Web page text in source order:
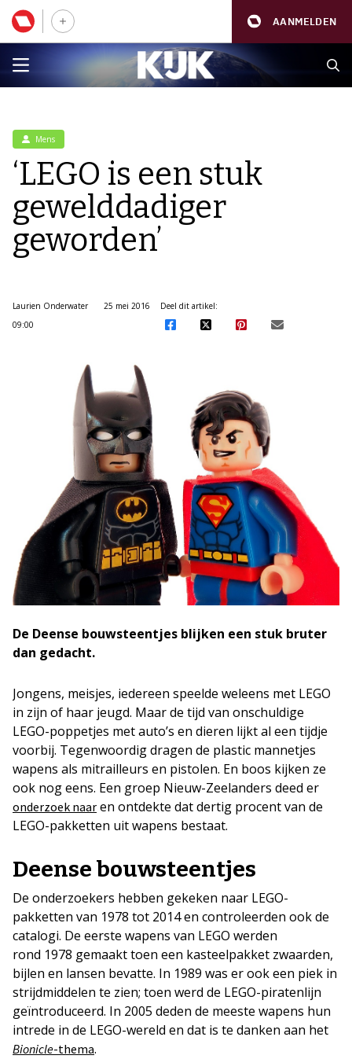
AANMELDEN
Mens
‘LEGO is een stuk
gewelddadiger
geworden’
Laurien Onderwater
25 mei 2016
09:00
Deel dit artikel:
De Deense bouwsteentjes blijken een stuk bruter
dan gedacht.
Jongens, meisjes, iedereen speelde weleens met LEGO
in zijn of haar jeugd. Maar de tijd van onschuldige
LEGO-poppetjes met auto’s en dieren lijkt al een tijdje
voorbij. Tegenwoordig dragen de plastic mannetjes
wapens als mitrailleurs en pistolen. En boos kijken ze
ook nog eens. Een groep Nieuw-Zeelanders deed er
onderzoek naar en ontdekte dat dertig procent van de
LEGO-pakketten uit wapens bestaat.
Deense bouwsteentjes
De onderzoekers hebben gekeken naar LEGO-
pakketten van 1978 tot 2014 en controleerden ook de
catalogi. De eerste wapens van LEGO werden
rond 1978 gemaakt toen een kasteelpakket zwaarden,
bijlen en lansen bevatte. In 1989 was er ook een piek in
strijdmiddelen te zien; toen werd de LEGO-piratenlijn
geïntroduceerd. In 2005 deden de meeste wapens hun
intrede in de LEGO-wereld en dat is te danken aan het
Bionicle-thema.